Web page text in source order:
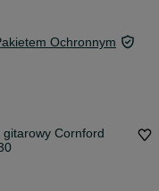
Ochronnym
Cornford